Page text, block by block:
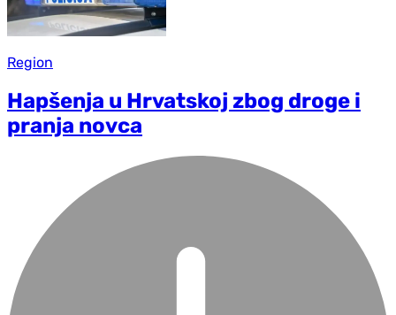
Region
Hapšenja u Hrvatskoj zbog droge i
pranja novca